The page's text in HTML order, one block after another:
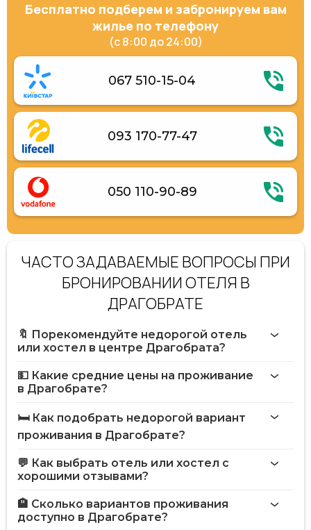
Бесплатно подберем и забронируем вам
жилье по телефону
(с 8:00 до 24:00)
067 510-15-04
093 170-77-47
050 110-90-89
ЧАСТО ЗАДАВАЕМЫЕ ВОПРОСЫ ПРИ
БРОНИРОВАНИИ ОТЕЛЯ В
ДРАГОБРАТЕ
🔖 Порекомендуйте недорогой отель
или хостел в центре Драгобрата?
💵 Какие средние цены на проживание
в Драгобрате?
🛏️ Как подобрать недорогой вариант
проживания в Драгобрате?
💬 Как выбрать отель или хостел с
хорошими отзывами?
🏨 Сколько вариантов проживания
доступно в Драгобрате?